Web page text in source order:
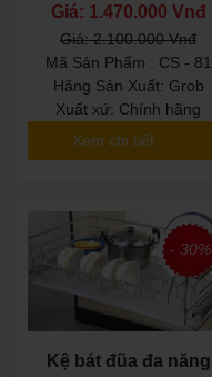
Giá: 1.470.000 Vnđ
Giá: 2.100.000 Vnđ
Mã Sản Phẩm : CS - 81
Hãng Sản Xuất: Grob
Xuất xứ: Chính hãng
Xem chi tiết
- 30%
Kệ bát đũa đa năng